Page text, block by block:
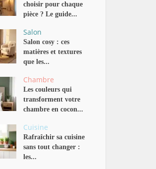
choisir pour chaque
pièce ? Le guide...
Salon
Salon cosy : ces
matières et textures
que les...
Chambre
Les couleurs qui
transforment votre
chambre en cocon...
Cuisine
Rafraîchir sa cuisine
sans tout changer :
les...